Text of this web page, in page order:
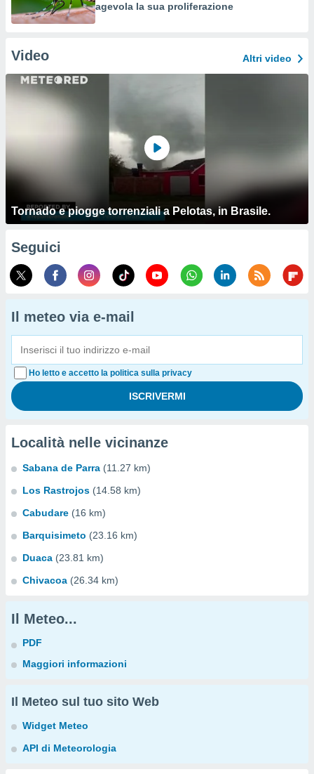
agevola la sua proliferazione
Video Altri video
Tornado e piogge torrenziali a Pelotas, in Brasile.
Seguici
Il meteo via e-mail
Ho letto e accetto la politica sulla privacy
Località nelle vicinanze
Sabana de Parra (11.27 km)
Los Rastrojos (14.58 km)
Cabudare (16 km)
Barquisimeto (23.16 km)
Duaca (23.81 km)
Chivacoa (26.34 km)
Il Meteo...
PDF
Maggiori informazioni
Il Meteo sul tuo sito Web
Widget Meteo
API di Meteorologia